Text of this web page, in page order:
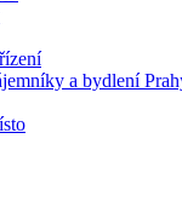
a bydlení